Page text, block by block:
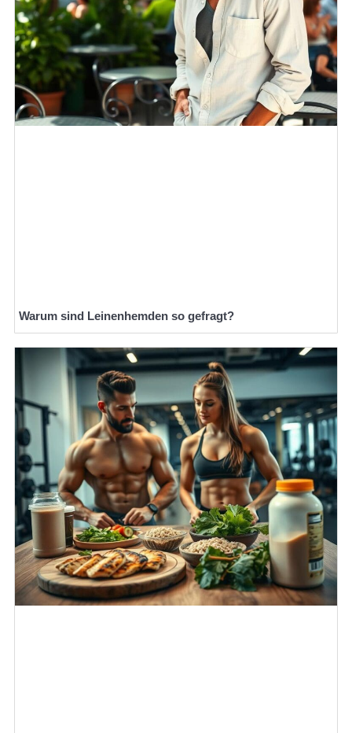
Warum sind Leinenhemden so gefragt?